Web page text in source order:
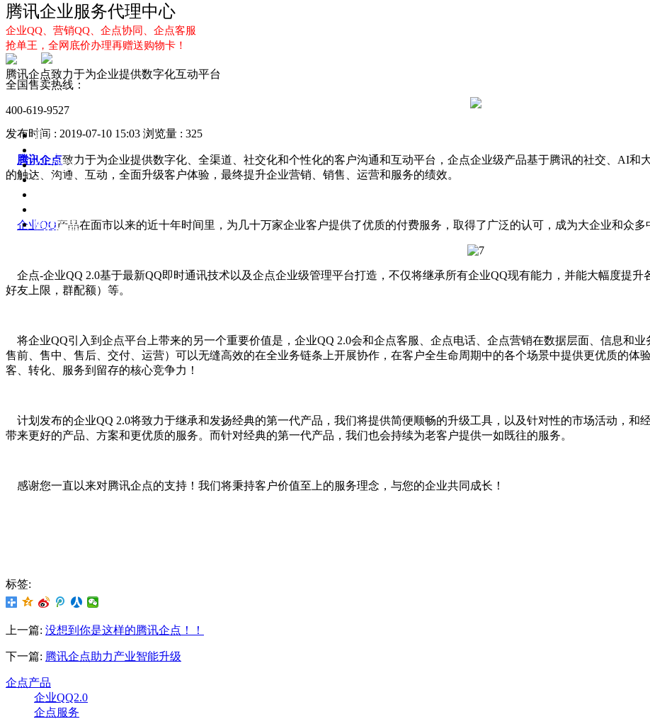
腾讯企业服务代理中心
企业QQ、营销QQ、企点协同、企点客服
抢单王，全网底价办理再赠送购物卡！
全国售卖热线：
400-619-9527
首页
企点服务
企业QQ2.0
解决方案
腾讯企点致力于为企业提供数字化互动平台
发布时间 : 2019-07-10 15:03 浏览量 : 325
腾讯企点致力于为企业提供数字化、全渠道、社交化和个性化的客户沟通和互动平台，企点企业级产品基于腾讯的社交、AI和
的触达、沟通、互动，全面升级客户体验，最终提升企业营销、销售、运营和服务的绩效。
企业QQ产品在面市以来的近十年时间里，为几十万家企业客户提供了优质的付费服务，取得了广泛的认可，成为大企业和众
企点-企业QQ 2.0基于最新QQ即时通讯技术以及企点企业级管理平台打造，不仅将继承所有企业QQ现有能力，并能大幅度提升
好友上限，群配额）等。
将企业QQ引入到企点平台上带来的另一个重要价值是，企业QQ 2.0会和企点客服、企点电话、企点营销在数据层面、信息和业
售前、售中、售后、交付、运营）可以无缝高效的在全业务链条上开展协作，在客户全生命周期中的各个场景中提供更优质的体
客、转化、服务到留存的核心竞争力！
计划发布的企业QQ 2.0将致力于继承和发扬经典的第一代产品，我们将提供简便顺畅的升级工具，以及针对性的市场活动，和
带来更好的产品、方案和更优质的服务。而针对经典的第一代产品，我们也会持续为老客户提供一如既往的服务。
感谢您一直以来对腾讯企点的支持！我们将秉持客户价值至上的服务理念，与您的企业共同成长！
标签:
上一篇: 没想到你是这样的腾讯企点！！
下一篇: 腾讯企点助力产业智能升级
企点产品
企业QQ2.0
企点服务